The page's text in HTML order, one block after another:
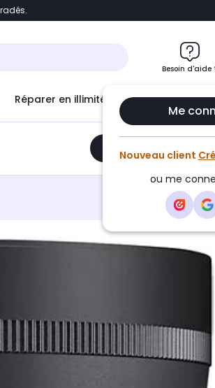
Accéder directement au chatbot
Besoin d'aide
Me
Nouveau client
ou me
Réparer en illimité avec Le Club Infinity
Ajouter au panier •